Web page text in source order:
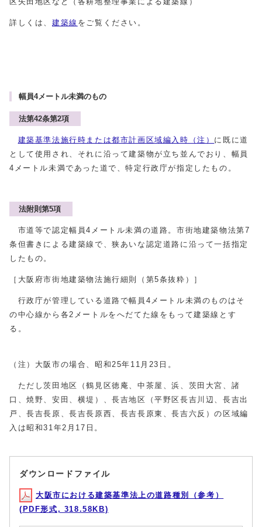
詳しくは、 建築線 をご覧ください。
幅員4メートル未満のもの
法第42条第2項
建築基準法施行時または都市計画区域編入時（注） に既に道
として使用され、それに沿って建築物が立ち並んでおり、幅員
4メートル未満であった道で、特定行政庁が指定したもの。
法附則第5項
市道等で認定幅員4メートル未満の道路。市街地建築物法第7
条但書きによる建築線で、狭あいな認定道路に沿って一括指定
したもの。
［大阪府市街地建築物法施行細則（第5条抜粋）］
行政庁が管理している道路で幅員4メートル未満のものはそ
の中心線から各2メートルをへだてた線をもって建築線とす
る。
（注）大阪市の場合、昭和25年11月23日。
ただし茨田地区（鶴見区徳庵、中茶屋、浜、茨田大宮、諸
口、焼野、安田、横堤）、長吉地区（平野区長吉川辺、長吉出
戸、長吉長原、長吉長原西、長吉長原東、長吉六反）の区域編
入は昭和31年2月17日。
ダウンロードファイル
大阪市における建築基準法上の道路種別（参考）
(PDF形式, 318.58KB)